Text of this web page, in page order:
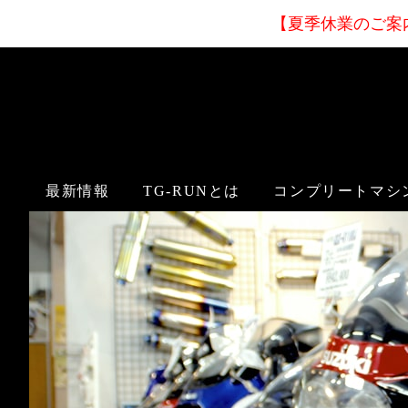
【夏季休業のご案
最新情報 TG-RUNとは コンプリートマシ